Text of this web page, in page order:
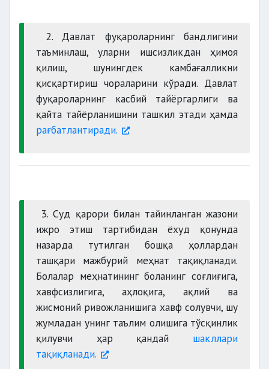
2. Давлат фуқароларнинг бандлигини
таъминлаш, уларни ишсизликдан ҳимоя
қилиш, шунингдек камбағалликни
қисқартириш чораларини кўради. Давлат
фуқароларнинг касбий тайёргарлиги ва
қайта тайёрланишини ташкил этади ҳамда
рағбатлантиради.
3. Суд қарори билан тайинланган жазони
ижро этиш тартибидан ёхуд қонунда
назарда тутилган бошқа ҳоллардан
ташқари мажбурий меҳнат тақиқланади.
Болалар меҳнатининг боланинг соғлиғига,
хавфсизлигига, аҳлоқига, ақлий ва
жисмоний ривожланишига хавф солувчи, шу
жумладан унинг таълим олишига тўсқинлик
қилувчи ҳар қандай шакллари
тақиқланади.